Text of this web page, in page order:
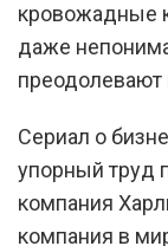
кровожадные
даже
преодолевают
Сериал о
упорный труд
компания
компания в